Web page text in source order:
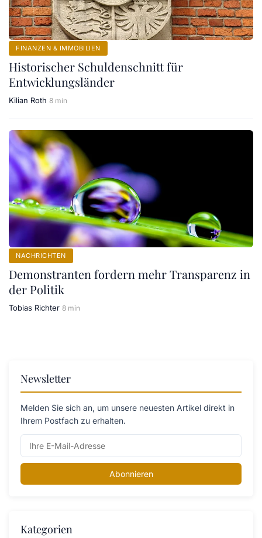
FINANZEN & IMMOBILIEN
Historischer Schuldenschnitt für
Entwicklungsländer
Kilian Roth 8 min
NACHRICHTEN
Demonstranten fordern mehr Transparenz in
der Politik
Tobias Richter 8 min
Newsletter
Melden Sie sich an, um unsere neuesten Artikel direkt in
Ihrem Postfach zu erhalten.
Abonnieren
Kategorien